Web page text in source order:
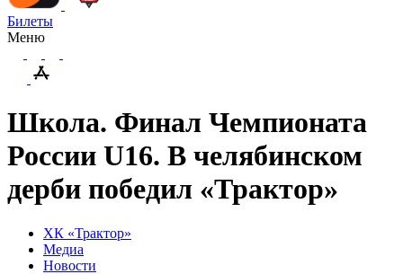
Билеты
Меню
Школа. Финал Чемпионата
России U16. В челябинском
дерби победил «Трактор»
ХК «Трактор»
Медиа
Новости